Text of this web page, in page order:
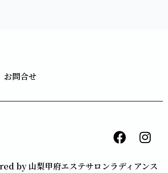
お問合せ
F
a
e
I
n
t
by 山梨甲府エステサロンラディアンス